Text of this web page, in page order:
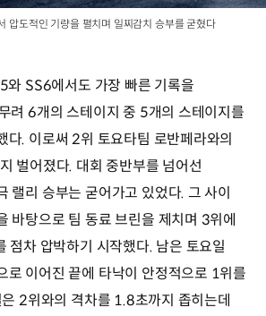
압도적인 기량을 펼치며 일찌감치 승부를 굳혔다
와 SS6에서도 가장 빠른 기록을
려 6개의 스테이지 중 5개의 스테이지를
다. 이로써 2위 토요타팀 로반페라와의
벌어졌다. 대회 중반부를 넘어선
랠리 승부는 굳어가고 있었다. 그 사이
바탕으로 팀 동료 브린을 제치며 3위에
점차 압박하기 시작했다. 남은 토요일
로 이어진 끝에 타낙이 안정적으로 1위를
2위와의 격차를 1.8초까지 좁히는데